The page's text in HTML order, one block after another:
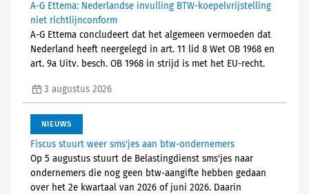
A-G Ettema: Nederlandse invulling BTW-koepelvrijstelling
niet richtlijnconform
A-G Ettema concludeert dat het algemeen vermoeden dat
Nederland heeft neergelegd in art. 11 lid 8 Wet OB 1968 en
art. 9a Uitv. besch. OB 1968 in strijd is met het EU-recht.
3 augustus 2026
NIEUWS
Fiscus stuurt weer sms'jes aan btw-ondernemers
Op 5 augustus stuurt de Belastingdienst sms'jes naar
ondernemers die nog geen btw-aangifte hebben gedaan
over het 2e kwartaal van 2026 of juni 2026. Daarin